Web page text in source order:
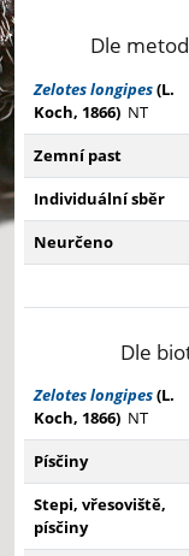
Dle
Zelotes longipes(L.
Koch, 1866) NT
Zemní past
Individuální sběr
Neurčeno
Dle
Zelotes longipes(L.
Koch, 1866) NT
Písčiny
Stepi, vřesoviště,
písčiny